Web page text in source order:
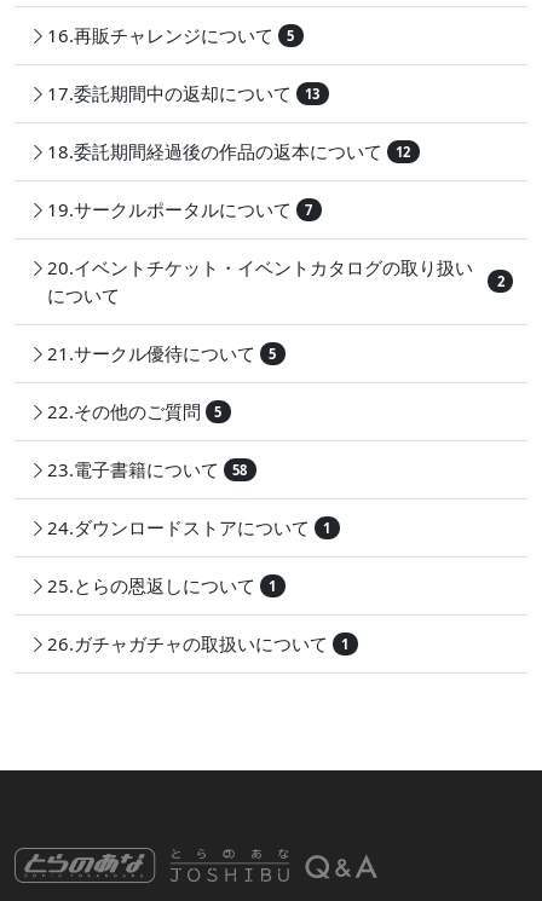
16.再販チャレンジについて 5
17.委託期間中の返却について 13
18.委託期間経過後の作品の返本について 12
19.サークルポータルについて 7
20.イベントチケット・イベントカタログの取り扱い
について
2
21.サークル優待について 5
22.その他のご質問 5
23.電子書籍について 58
24.ダウンロードストアについて 1
25.とらの恩返しについて 1
26.ガチャガチャの取扱いについて 1